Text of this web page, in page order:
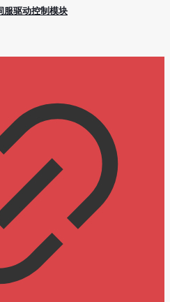
驱动控制模块